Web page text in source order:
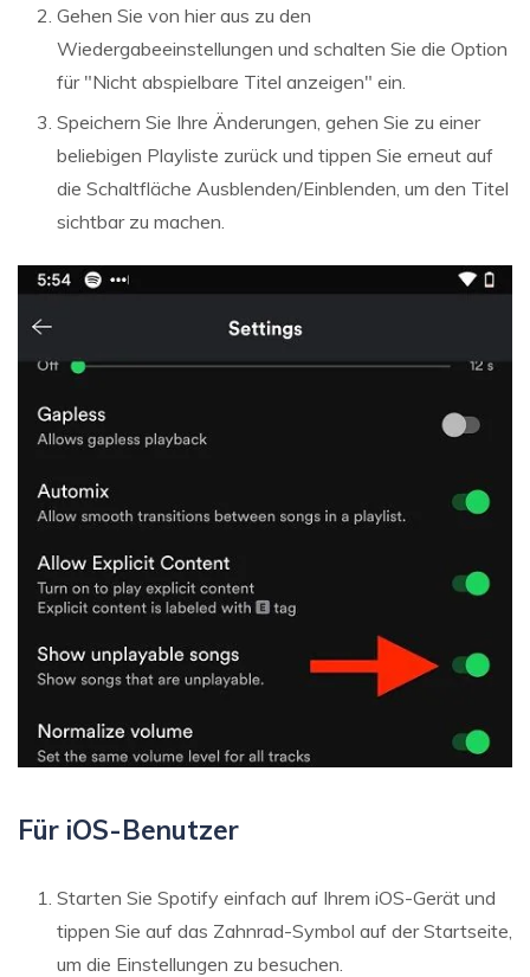
Gehen Sie von hier aus zu den
Wiedergabeeinstellungen und schalten Sie die Option
für "Nicht abspielbare Titel anzeigen" ein.
Speichern Sie Ihre Änderungen, gehen Sie zu einer
beliebigen Playliste zurück und tippen Sie erneut auf
die Schaltfläche Ausblenden/Einblenden, um den Titel
sichtbar zu machen.
Für iOS-Benutzer
Starten Sie Spotify einfach auf Ihrem iOS-Gerät und
tippen Sie auf das Zahnrad-Symbol auf der Startseite,
um die Einstellungen zu besuchen.